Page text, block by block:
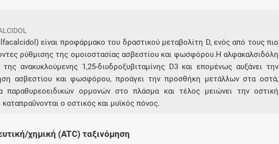
επιπλέον παροχές των συνδρομητικών
προγραμμάτων
Ενδείξεις και αγωγές
Βρείτε θεραπευτικές ενδείξεις και αγωγές για
νόσους, συμπτώματα και ιατρικές πράξεις
είναι προφάρμακο του δραστικού μεταβολίτη D, ενός από τους πιο
ρύθμισης της ομοιοστασίας ασβεστίου και φωσφόρου.Η αλφακαλσιδόλη
ανακυκλούμενης 1,25-διυδροξυβιταμίνης D3 και επομένως αυξάνει την
ασβεστίου και φωσφόρου, προάγει την προσθήκη μετάλλων στα οστά,
παραθυρεοειδικών ορμονών στο πλάσμα και τέλος μειώνει την οστική
ο οστικός και μυϊκός πόνος.
χημική (ATC) ταξινόμηση